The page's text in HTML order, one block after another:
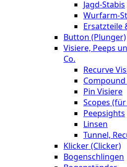
Jagd-Stabis
Wurfarm-
Ersatzteile
Button (Plunger)
Visiere, Peeps
Co.
Recurve
Pin Visiere
Scopes
Peepsights
Linsen
Tunnel,
Klicker (Clicker)
Bogenschlingen